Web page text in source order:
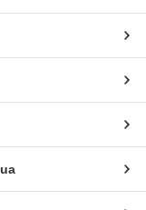
от